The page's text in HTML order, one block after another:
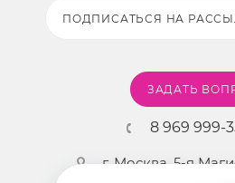
ПОДПИСАТЬСЯ НА
ЗАДАТЬ
8 969 999-
г. Москва, 5-я